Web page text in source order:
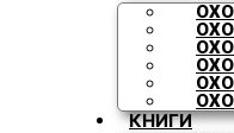
КНИГИ